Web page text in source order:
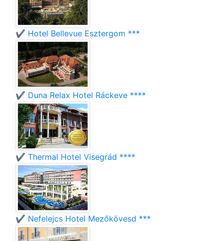
✔️ Hotel Bellevue Esztergom ***
✔️ Duna Relax Hotel Ráckeve ****
✔️ Thermal Hotel Visegrád ****
✔️ Nefelejcs Hotel Mezőkövesd ***